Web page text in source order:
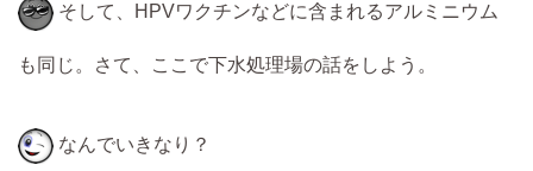
そして、HPVワクチンなどに含まれるアルミニウム
も同じ。さて、ここで下水処理場の話をしよう。
なんでいきなり？